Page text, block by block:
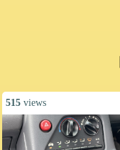
515 views